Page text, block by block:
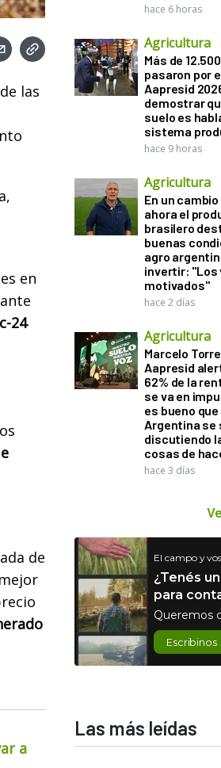
las
en
24
de
a
hace 6 horas
Agricultura
Más de
pasaron por
Aapresid
demostrar
suelo es
sistema
hace 9 horas
Agricultura
En un
ahora el
brasilero
buenas
agro
invertir: "Los
motivados"
hace 2 días
Agricultura
Marcelo
Aapresid
62% de la
se va en
es bueno que
Argentina se
discutiendo
cosas de
hace 3 días
El campo y vos
¿Tenés
para
Queremos
Escribinos
Las más leídas